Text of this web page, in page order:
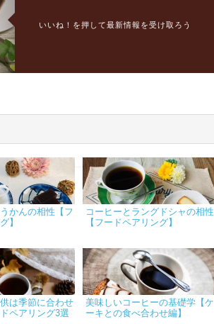
いいね！を押して最新情報を受け取ろう
かんの相性【フ
】
コーヒーとラングドシャの相性
【フードペアリング】
は季節に合わせ
ペアリング3選
美味しいコーヒーの基礎学【ケ
ーキとの食べ合わせ編】